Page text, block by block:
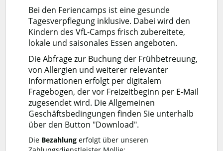
Bei den Feriencamps ist eine gesunde
Tagesverpflegung inklusive. Dabei wird den
Kindern des VfL-Camps frisch zubereitete,
lokale und saisonales Essen angeboten.
Die Abfrage zur Buchung der Frühbetreuung,
von Allergien und weiterer relevanter
Informationen erfolgt per digitalem
Fragebogen, der vor Freizeitbeginn per E-Mail
zugesendet wird. Die Allgemeinen
Geschäftsbedingungen finden Sie unterhalb
über den Button "Download".
Die Bezahlung erfolgt über unseren